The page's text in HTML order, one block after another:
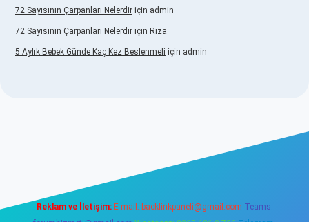
72 Sayısının Çarpanları Nelerdir için admin
72 Sayısının Çarpanları Nelerdir için Rıza
5 Aylık Bebek Günde Kaç Kez Beslenmeli için admin
Reklam ve İletişim: E-mail: backlinkpaneli@gmail.com Teams: